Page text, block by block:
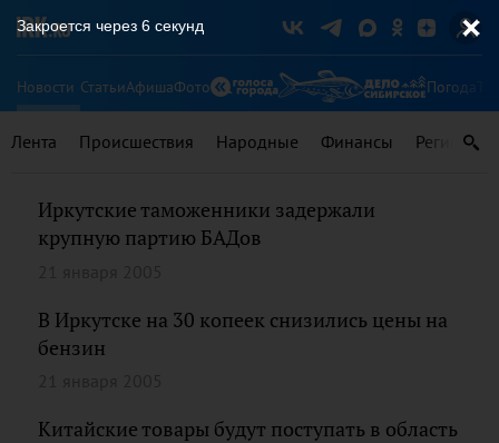
Новости СтатьиАфишаФото Погода
Лента Происшествия Народные Финансы Регионы
Иркутские таможенники задержали
крупную партию БАДов
В Иркутске на 30 копеек снизились цены на
бензин
Китайские товары будут поступать в область
Закроется через 6 секунд